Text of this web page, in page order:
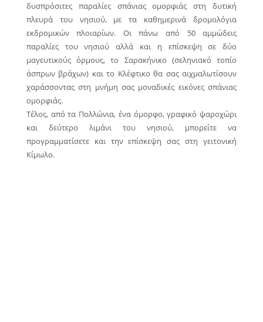
δυσπρόσιτες παραλίες σπάνιας ομορφιάς στη δυτική
πλευρά του νησιού, με τα καθημερινά δρομολόγια
εκδρομικών πλοιαρίων. Οι πάνω από 50 αμμώδεις
παραλίες του νησιού αλλά και η επίσκεψη σε δύο
μαγευτικούς όρμους, το Σαρακήνικο (σεληνιακό τοπίο
άσπρων βράχων) και το Κλέφτικο θα σας αιχμαλωτίσουν
χαράσσοντας στη μνήμη σας μοναδικές εικόνες σπάνιας
ομορφιάς.
Τέλος, από τα Πολλώνια, ένα όμορφο, γραφικό ψαροχώρι
και δεύτερο λιμάνι του νησιού, μπορείτε να
προγραμματίσετε και την επίσκεψη σας στη γειτονική
Κίμωλο.